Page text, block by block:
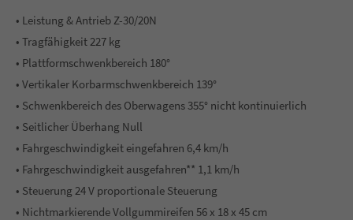
• Leistung & Antrieb Z-30/20N
• Tragfähigkeit 227 kg
• Plattformschwenkbereich 180°
• Vertikaler Korbarmschwenkbereich 139°
• Schwenkbereich des Oberwagens 355° nicht kontinuierlich
• Seitlicher Überhang Null
• Fahrgeschwindigkeit eingefahren 6,4 km/h
• Fahrgeschwindigkeit ausgefahren** 1,1 km/h
• Steuerung 24 V proportionale Steuerung
• Nichtmarkierende Vollgummireifen 56 x 18 x 45 cm